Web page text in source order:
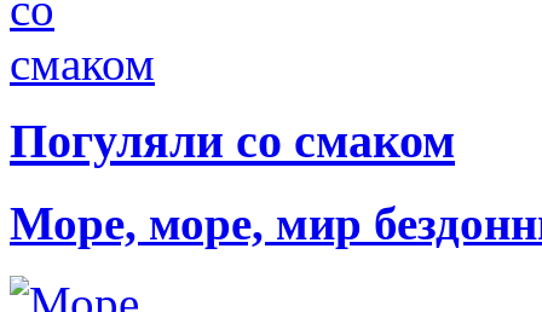
Погуляли со смаком
Море, море, мир